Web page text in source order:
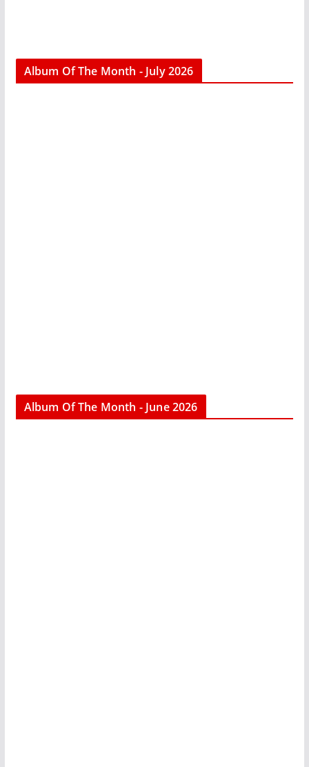
Album Of The Month - July 2026
Album Of The Month - June 2026